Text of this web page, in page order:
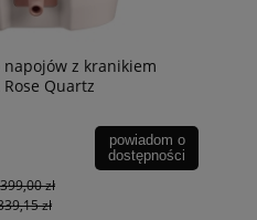
z kranikiem
Rose Quartz
399,00 zł
zł
powiadom o
dostępności